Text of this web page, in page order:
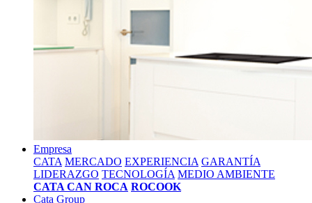
Empresa
CATA MERCADO EXPERIENCIA GARANTÍA
LIDERAZGO TECNOLOGÍA MEDIO AMBIENTE
CATA CAN ROCA ROCOOK
Cata Group